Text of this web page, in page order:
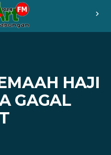
chevron_right
HAJI
GAGAL